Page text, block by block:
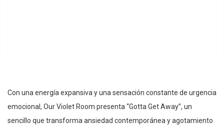
Con una energía expansiva y una sensación constante de urgencia
emocional, Our Violet Room presenta “Gotta Get Away”, un
sencillo que transforma ansiedad contemporánea y agotamiento